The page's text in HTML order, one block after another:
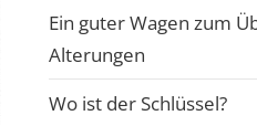
Ein guter Wagen zum
Alterungen
Wo ist der Schlüssel?